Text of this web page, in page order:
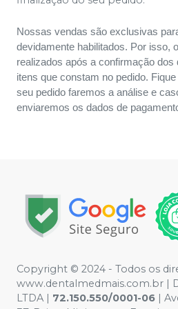
Nossas vendas são exclusivas
devidamente habilitados. Por isso,
realizados após a confirmação dos
itens que constam no pedido.
seu pedido faremos a análise e
enviaremos os dados de
Copyright © 2024 - Todos os
www.dentalmedmais.com.br |
LTDA | 72.150.550/0001-06 |